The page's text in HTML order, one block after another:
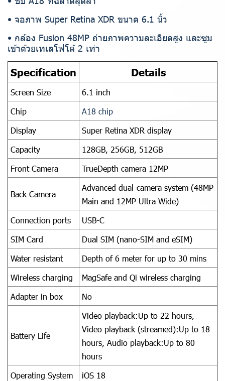
• จอภาพ Super Retina XDR ขนาด 6.1 นิ้ว
• กล้อง Fusion 48MP ถ่ายภาพความละเอียดสูง และซูม
เข้าด้วยเทเลโฟโต้ 2 เท่า
Specification Details
Screen Size
6.1 inch
Chip
A18 chip
Display
Super Retina XDR display
Capacity
128GB, 256GB, 512GB
Front Camera
TrueDepth camera 12MP
Back Camera
Advanced dual-camera system (48MP
Main and 12MP Ultra Wide)
Connection ports
USB-C
SIM Card
Dual SIM (nano-SIM and eSIM)
Water resistant
Depth of 6 meter for up to 30 mins
Wireless charging
MagSafe and Qi wireless charging
Adapter in box
No
Battery Life
Video playback:Up to 22 hours,
Video playback (streamed):Up to 18
hours, Audio playback:Up to 80
hours
Operating System
iOS 18